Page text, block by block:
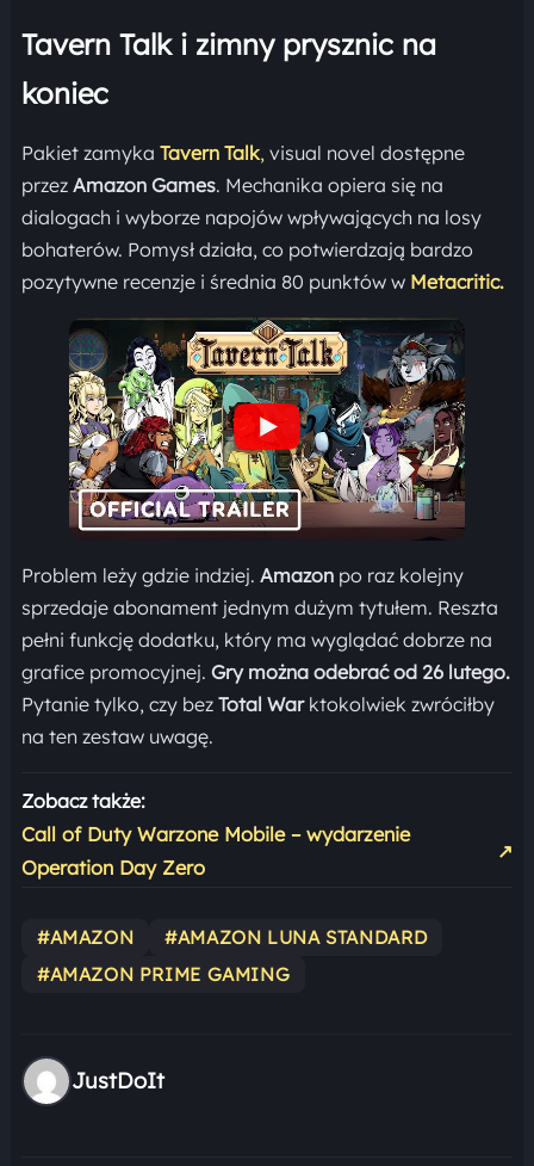
Tavern Talk i zimny prysznic na
koniec
Pakiet zamyka Tavern Talk, visual novel dostępne
przez Amazon Games. Mechanika opiera się na
dialogach i wyborze napojów wpływających na losy
bohaterów. Pomysł działa, co potwierdzają bardzo
pozytywne recenzje i średnia 80 punktów w Metacritic.
Problem leży gdzie indziej. Amazon po raz kolejny
sprzedaje abonament jednym dużym tytułem. Reszta
pełni funkcję dodatku, który ma wyglądać dobrze na
grafice promocyjnej. Gry można odebrać od 26 lutego.
Pytanie tylko, czy bez Total Warktokolwiek zwróciłby
na ten zestaw uwagę.
Zobacz także:
Call of Duty Warzone Mobile – wydarzenie
Operation Day Zero
↗
#AMAZON
#AMAZON LUNA STANDARD
#AMAZON PRIME GAMING
JustDoIt